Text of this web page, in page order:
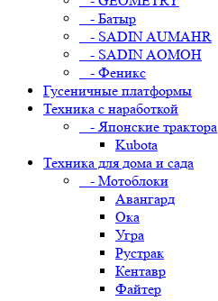
- Батыр
- SADIN AUMAHR
- SADIN AOMOH
- Феникс
Гусеничные платформы
Техника с наработкой
- Японские трактора
Kubota
Техника для дома и сада
- Мотоблоки
Авангард
Ока
Угра
Рустрак
Кентавр
Файтер